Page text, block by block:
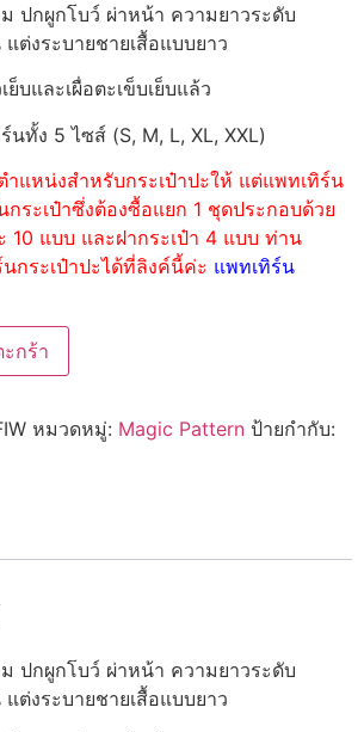
ปกผูกโบว์ ผ่าหน้า ความยาวระดับ
ต่งระบายชายเสื้อแบบยาว
บและเผื่อตะเข็บเย็บแล้ว
นทั้ง 5 ไซส์ (S, M, L, XL, XXL)
ำแหน่งสำหรับกระเป๋าปะให้ แต่แพทเทิร์น
กระเป๋าซึ่งต้องซื้อแยก 1 ชุดประกอบด้วย
10 แบบ และฝากระเป๋า 4 แบบ ท่าน
กระเป๋าปะได้ที่ลิงค์นี้ค่ะ แพทเทิร์น
กร้า
หมวดหมู่: Magic Pattern ป้ายกำกับ:
ปกผูกโบว์ ผ่าหน้า ความยาวระดับ
ต่งระบายชายเสื้อแบบยาว